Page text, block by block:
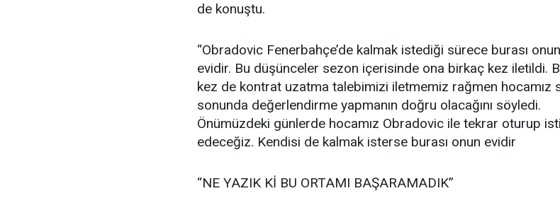
de konuştu.
“Obradovic Fenerbahçe’de kalmak istediği sürece burası onun
evidir. Bu düşünceler sezon içerisinde ona birkaç kez iletildi.
kez de kontrat uzatma talebimizi iletmemiz rağmen hocamız
sonunda değerlendirme yapmanın doğru olacağını söyledi.
Önümüzdeki günlerde hocamız Obradovic ile tekrar oturup
edeceğiz. Kendisi de kalmak isterse burası onun evidir
“NE YAZIK Kİ BU ORTAMI BAŞARAMADIK”